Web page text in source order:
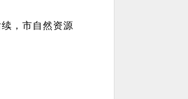
，市自然资源